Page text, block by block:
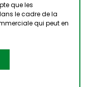
que les
le cadre de la
qui peut en